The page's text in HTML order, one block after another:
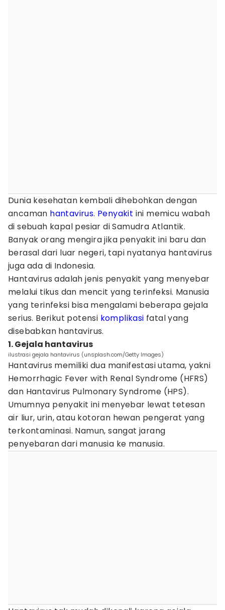
Dunia kesehatan kembali dihebohkan dengan
ancaman hantavirus. Penyakit ini memicu wabah
di sebuah kapal pesiar di Samudra Atlantik.
Banyak orang mengira jika penyakit ini baru dan
berasal dari luar negeri, tapi nyatanya hantavirus
juga ada di Indonesia.
Hantavirus adalah jenis penyakit yang menyebar
melalui tikus dan mencit yang terinfeksi. Manusia
yang terinfeksi bisa mengalami beberapa gejala
serius. Berikut potensi komplikasi fatal yang
disebabkan hantavirus.
1. Gejala hantavirus
ilustrasi gejala hantavirus (unsplash.com/Getty Images)
Hantavirus memiliki dua manifestasi utama, yakni
Hemorrhagic Fever with Renal Syndrome (HFRS)
dan Hantavirus Pulmonary Syndrome (HPS).
Umumnya penyakit ini menyebar lewat tetesan
air liur, urin, atau kotoran hewan pengerat yang
terkontaminasi. Namun, sangat jarang
penyebaran dari manusia ke manusia.